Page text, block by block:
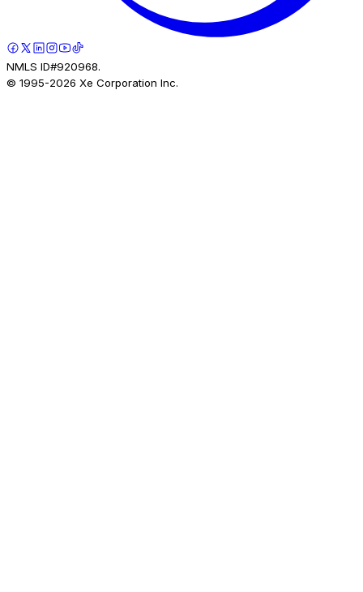
NMLS ID#920968.
© 1995-2026 Xe Corporation Inc.